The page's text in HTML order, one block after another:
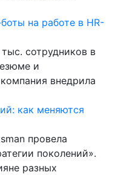
на работе в HR-
сотрудников в
и
внедрила
как меняются
провела
поколений».
разных